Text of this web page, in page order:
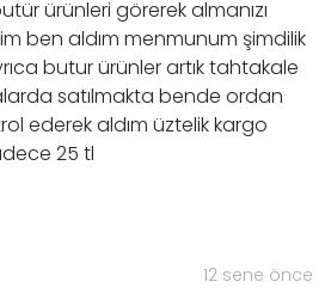
ürünleri görerek almanızı
ben aldım menmunum şimdilik
butur ürünler artık tahtakale
satılmakta bende ordan
ederek aldım üztelik kargo
25 tl
12 sene önce